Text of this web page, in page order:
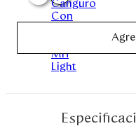
Disney
Mi cuenta